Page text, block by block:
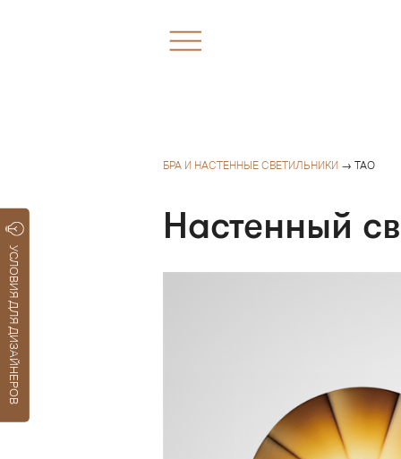
УСЛОВИЯ ДЛЯ ДИЗАЙНЕРОВ
БРА И НАСТЕННЫЕ СВЕТИЛЬНИКИ → TAO
Настенный